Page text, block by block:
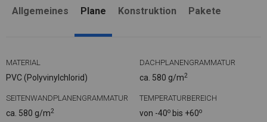
Allgemeines Plane Konstruktion Pakete
MATERIAL
PVC (Polyvinylchlorid)
DACHPLANENGRAMMATUR
ca. 580 g/m2
SEITENWANDPLANENGRAMMATUR
ca. 580 g/m2
TEMPERATURBEREICH
von -40o bis +60o